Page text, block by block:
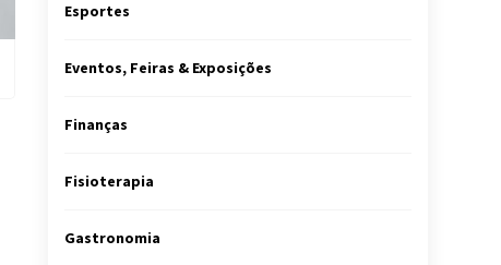
Esportes
Eventos, Feiras & Exposições
Finanças
Fisioterapia
Gastronomia